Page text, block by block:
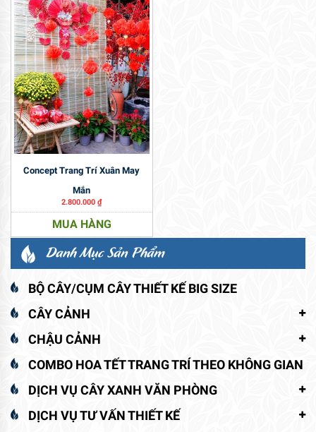
Concept Trang Trí Xuân May
Mắn
2.800.000₫
MUA HÀNG
Danh Mục Sản Phẩm
BỘ CÂY/CỤM CÂY THIẾT KẾ BIG SIZE
CÂY CẢNH
CHẬU CẢNH
COMBO HOA TẾT TRANG TRÍ THEO KHÔNG GIAN
DỊCH VỤ CÂY XANH VĂN PHÒNG
DỊCH VỤ TƯ VẤN THIẾT KẾ